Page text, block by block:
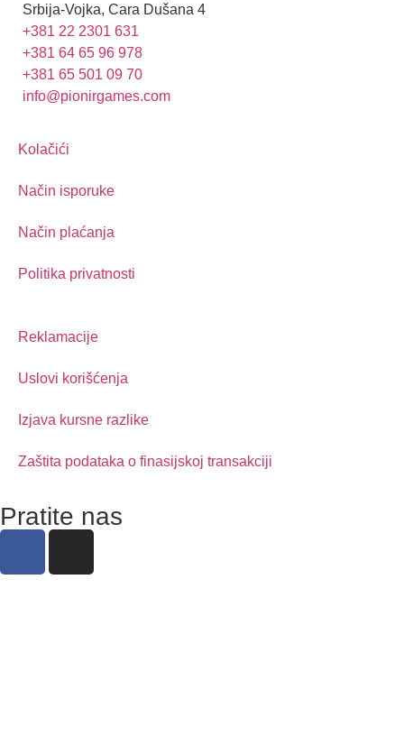
Srbija-Vojka, Cara Dušana 4
+381 22 2301 631
+381 64 65 96 978
+381 65 501 09 70
info@pionirgames.com
Kolačići
Način isporuke
Način plaćanja
Politika privatnosti
Reklamacije
Uslovi korišćenja
Izjava kursne razlike
Zaštita podataka o finasijskoj transakciji
Pratite nas